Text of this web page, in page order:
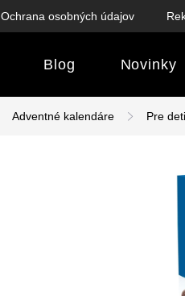
Ochrana osobných údajov
Blog Novinky
Adventné kalendáre Pre deti